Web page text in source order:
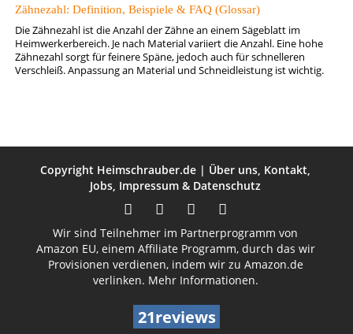
Zähnezahl: Definition, Beispiele & FAQ (Glossar)
Die Zähnezahl ist die Anzahl der Zähne an einem Sägeblatt im
Heimwerkerbereich. Je nach Material variiert die Anzahl. Eine hohe
Zähnezahl sorgt für feinere Späne, jedoch auch für schnelleren
Verschleiß. Anpassung an Material und Schneidleistung ist wichtig.
Copyright Heimschrauber.de | Über uns, Kontakt,
Jobs, Impressum & Datenschutz
Wir sind Teilnehmer im Partnerprogramm von
Amazon EU, einem Affiliate Programm, durch das wir
Provisionen verdienen, indem wir zu Amazon.de
verlinken. Mehr Informationen.
21reviews